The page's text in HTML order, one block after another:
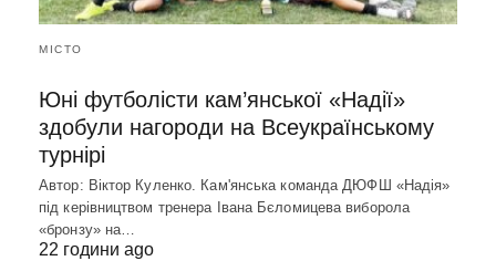
МІСТО
Юні футболісти кам’янської «Надії»
здобули нагороди на Всеукраїнському
турнірі
Автор: Віктор Куленко. Кам'янська команда ДЮФШ «Надія»
під керівництвом тренера Івана Бєломицева виборола
«бронзу» на…
22 години ago